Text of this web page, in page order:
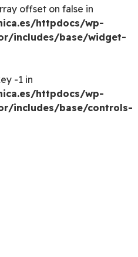
offset on false in
httpdocs/wp-
includes/base/widget-
-1 in
httpdocs/wp-
includes/base/controls-